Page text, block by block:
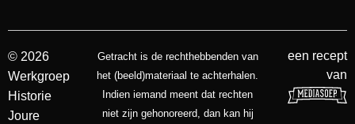
© 2026
Werkgroep
Historie
Joure
Getracht is de rechthebbenden van
het (beeld)materiaal te achterhalen.
Indien iemand meent dat rechten
niet zijn gehonoreerd, dan kan hij
een recept
van